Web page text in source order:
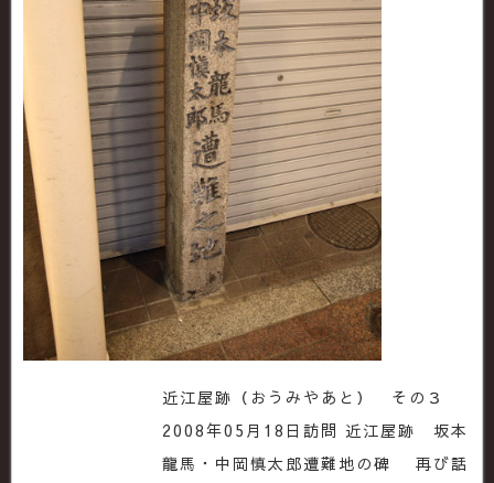
近江屋跡（おうみやあと） その３
2008年05月18日訪問 近江屋跡 坂本
龍馬・中岡慎太郎遭難地の碑 再び話